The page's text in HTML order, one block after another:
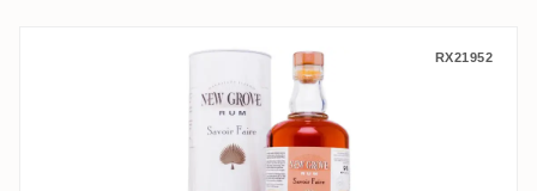
Grays New Grove Savoir Faire 2008RX21952